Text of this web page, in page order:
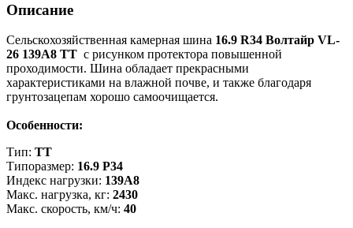
Описание
Сельскохозяйственная камерная шина 16.9 R34 Волтайр VL-
26 139А8 TT с рисунком протектора повышенной
проходимости. Шина обладает прекрасными
характеристиками на влажной почве, и также благодаря
грунтозацепам хорошо самоочищается.
Особенности:
Тип: TT
Типоразмер: 16.9 Р34
Индекс нагрузки: 139А8
Макс. нагрузка, кг: 2430
Макс. скорость, км/ч: 40